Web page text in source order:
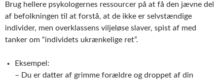
Brug hellere psykologernes ressourcer på at få den jævne del
af befolkningen til at forstå, at de ikke er selvstændige
individer, men overklassens viljeløse slaver, spist af med
tanker om “individets ukrænkelige ret”.
Eksempel:
– Du er datter af grimme forældre og droppet af din